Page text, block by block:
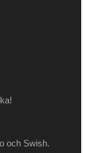
och Swish.